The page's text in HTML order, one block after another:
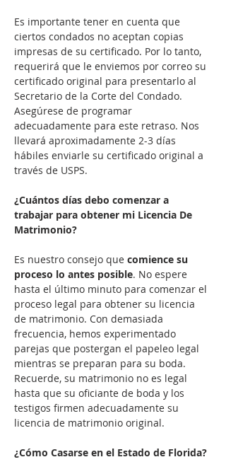
Es importante tener en cuenta que
ciertos condados no aceptan copias
impresas de su certificado. Por lo tanto,
requerirá que le enviemos por correo su
certificado original para presentarlo al
Secretario de la Corte del Condado.
Asegúrese de programar
adecuadamente para este retraso. Nos
llevará aproximadamente 2-3 días
hábiles enviarle su certificado original a
través de USPS.
¿Cuántos días debo comenzar a
trabajar para obtener mi Licencia De
Matrimonio?
Es nuestro consejo que comience su
proceso lo antes posible. No espere
hasta el último minuto para comenzar el
proceso legal para obtener su licencia
de matrimonio. Con demasiada
frecuencia, hemos experimentado
parejas que postergan el papeleo legal
mientras se preparan para su boda.
Recuerde, su matrimonio no es legal
hasta que su oficiante de boda y los
testigos firmen adecuadamente su
licencia de matrimonio original.
¿Cómo Casarse en el Estado de Florida?